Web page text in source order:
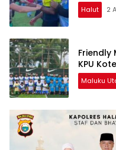
Halut 2
Friendly
KPU
Maluku